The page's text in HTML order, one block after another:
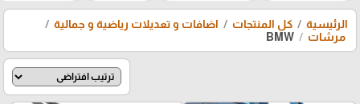
الرئيسية كل المنتجات
اضافات و تعديلات رياضية و جمالية
مرشات
BMW